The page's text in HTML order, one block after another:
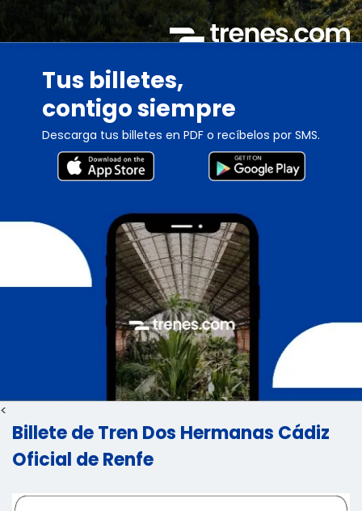
Tus billetes,
contigo siempre
Descarga tus billetes en PDF o recíbelos por SMS.
<
Billete de Tren Dos Hermanas Cádiz
Oficial de Renfe